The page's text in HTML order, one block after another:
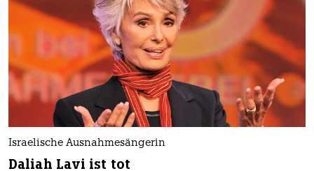
Israelische Ausnahmesängerin
Daliah Lavi ist tot